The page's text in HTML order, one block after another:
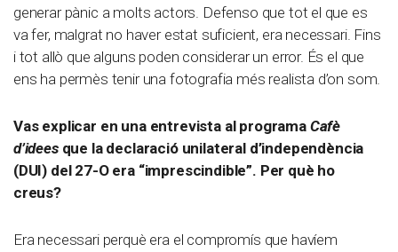
generar pànic a molts actors. Defenso que tot el que es
va fer, malgrat no haver estat suficient, era necessari. Fins
i tot allò que alguns poden considerar un error. És el que
ens ha permès tenir una fotografia més realista d’on som.
Vas explicar en una entrevista al programa Cafè
d’ideesque la declaració unilateral d’independència
(DUI) del 27-O era “imprescindible”. Per què ho
creus?
Era necessari perquè era el compromís que havíem